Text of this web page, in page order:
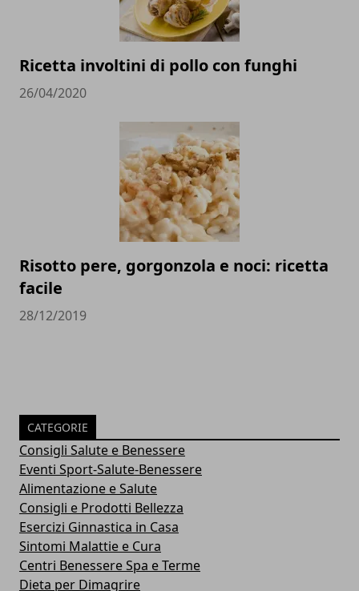
Ricetta involtini di pollo con funghi
26/04/2020
Risotto pere, gorgonzola e noci: ricetta
facile
28/12/2019
CATEGORIE
Consigli Salute e Benessere
Eventi Sport-Salute-Benessere
Alimentazione e Salute
Consigli e Prodotti Bellezza
Esercizi Ginnastica in Casa
Sintomi Malattie e Cura
Centri Benessere Spa e Terme
Dieta per Dimagrire